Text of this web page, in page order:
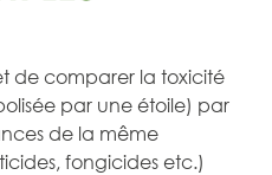
de comparer la toxicité
par une étoile) par
de la même
fongicides etc.)